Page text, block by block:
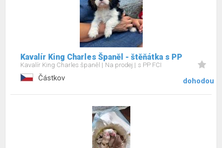
Kavalír King Charles Španěl - štěňátka s PP
Kavalír King Charles španěl Na prodej s PP FCI
Částkov dohodou